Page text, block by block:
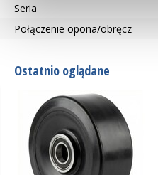
Seria
Połączenie opona/obręcz
Ostatnio oglądane